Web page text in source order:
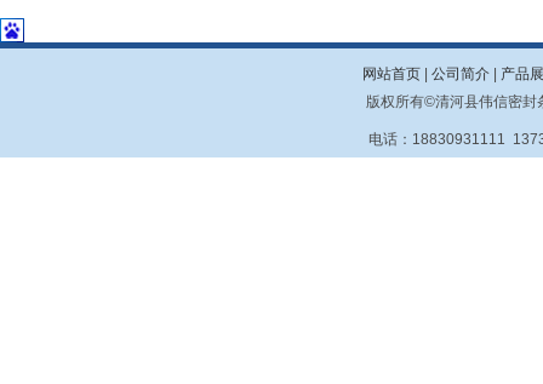
网站首页 公司简介
产品
版权所有©清河县伟信密
电话：18830931111